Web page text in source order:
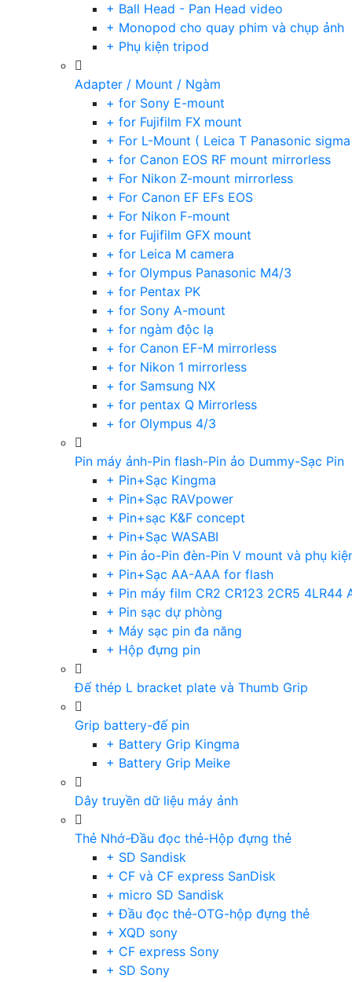
+ Ball Head - Pan Head video
+ Monopod cho quay phim và chụp ảnh
+ Phụ kiện tripod
Adapter / Mount / Ngàm
+ for Sony E-mount
+ for Fujifilm FX mount
+ For L-Mount ( Leica T Panasonic
+ for Canon EOS RF mount mirrorless
+ For Nikon Z-mount mirrorless
+ For Canon EF EFs EOS
+ For Nikon F-mount
+ for Fujifilm GFX mount
+ for Leica M camera
+ for Olympus Panasonic M4/3
+ for Pentax PK
+ for Sony A-mount
+ for ngàm độc lạ
+ for Canon EF-M mirrorless
+ for Nikon 1 mirrorless
+ for Samsung NX
+ for pentax Q Mirrorless
+ for Olympus 4/3
Pin máy ảnh-Pin flash-Pin ảo Dummy-Sạc Pin
+ Pin+Sạc Kingma
+ Pin+Sạc RAVpower
+ Pin+sạc K&F concept
+ Pin+Sạc WASABI
+ Pin ảo-Pin đèn-Pin V mount và phụ
+ Pin+Sạc AA-AAA for flash
+ Pin máy film CR2 CR123 2CR5 4LR44
+ Pin sạc dự phòng
+ Máy sạc pin đa năng
+ Hộp đựng pin
Đế thép L bracket plate và Thumb Grip
Grip battery-đế pin
+ Battery Grip Kingma
+ Battery Grip Meike
Dây truyền dữ liệu máy ảnh
Thẻ Nhớ-Đầu đọc thẻ-Hộp đựng thẻ
+ SD Sandisk
+ CF và CF express SanDisk
+ micro SD Sandisk
+ Đầu đọc thẻ-OTG-hộp đựng thẻ
+ XQD sony
+ CF express Sony
+ SD Sony